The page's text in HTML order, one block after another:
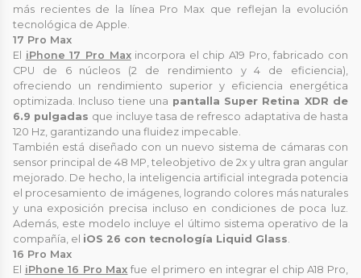
más recientes de la línea Pro Max que reflejan la evolución
tecnológica de Apple.
17 Pro Max
El iPhone 17 Pro Maxincorpora el chip A19 Pro, fabricado con
CPU de 6 núcleos (2 de rendi­miento y 4 de eficiencia),
ofreciendo un rendimiento superior y eficiencia energética
optimizada. Incluso tiene una pantalla Super Retina XDR de
6.9 pulgadas que incluye tasa de refresco adaptativa de hasta
120 Hz, garantizando una fluidez impecable.
También está diseñado con un nuevo sistema de cámaras con
sensor principal de 48 MP, teleobjetivo de 2x y ultra gran angular
mejorado. De hecho, la inteligencia artificial integrada potencia
el procesamiento de imágenes, logrando colores más naturales
y una exposición precisa incluso en condiciones de poca luz.
Además, este modelo incluye el último sistema operativo de la
compañía, el iOS 26 con tecnología Liquid Glass.
16 Pro Max
El iPhone 16 Pro Max fue el primero en integrar el chip A18 Pro,